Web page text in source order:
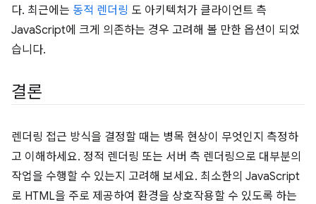
다. 최근에는 동적 렌더링 도 아키텍처가 클라이언트 측
JavaScript에 크게 의존하는 경우 고려해 볼 만한 옵션이 되었
습니다.
결론
렌더링 접근 방식을 결정할 때는 병목 현상이 무엇인지 측정하
고 이해하세요. 정적 렌더링 또는 서버 측 렌더링으로 대부분의
작업을 수행할 수 있는지 고려해 보세요. 최소한의 JavaScript
로 HTML을 주로 제공하여 환경을 상호작용할 수 있도록 하는